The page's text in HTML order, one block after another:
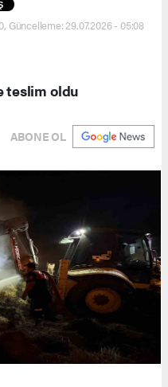
Güncelleme: 29.07.2026 - 05:08
teslim oldu
ABONE OL